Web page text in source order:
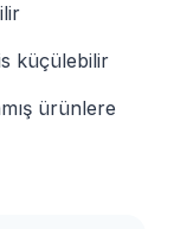
küçülebilir
ürünlere